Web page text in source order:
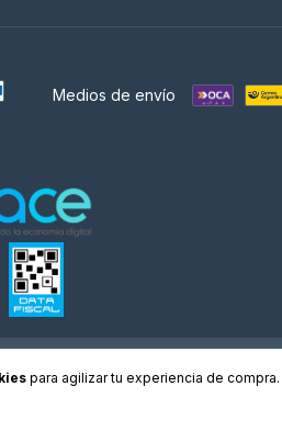
para agilizar tu experiencia de compra.
Medios de envío